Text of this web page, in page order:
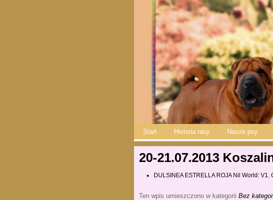
Start Historia rasy Nasze psy
20-21.07.2013
DULSINEA ESTRELLA ROJA Nil World: V1.
Ten wpis umieszczono w kategorii Bez